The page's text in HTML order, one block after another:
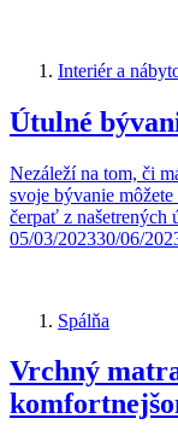
Interiér a
Útulné
Nezáleží na tom, či
svoje bývanie
čerpať z našetrených
05/03/202330/06/
Spálňa
Vrchný